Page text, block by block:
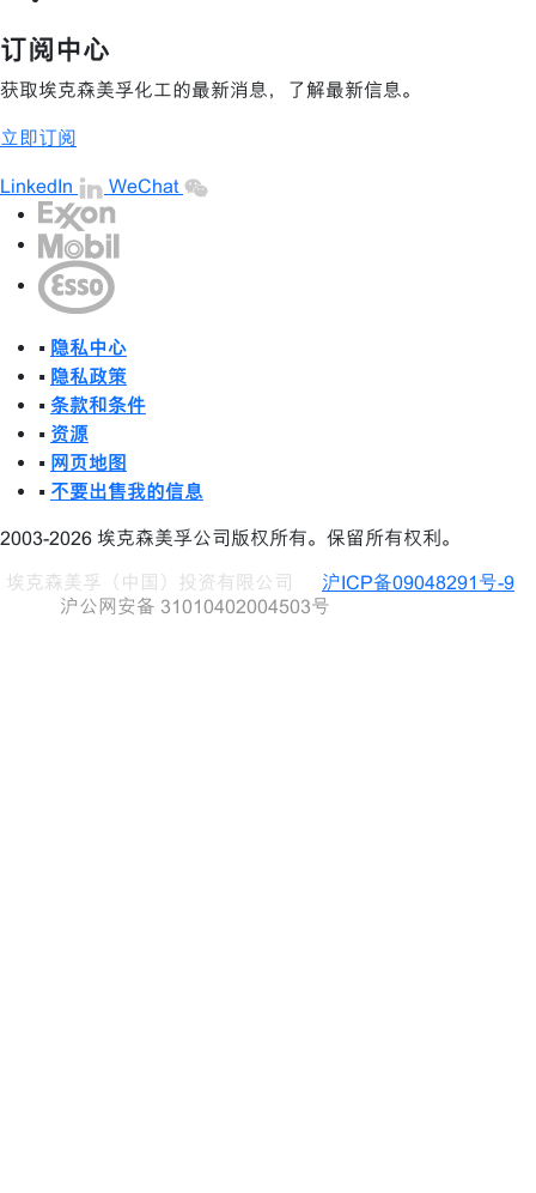
订阅中心
获取埃克森美孚化工的最新消息，了解最新信息。
立即订阅
LinkedIn WeChat
• 隐私中心
• 隐私政策
• 条款和条件
• 资源
• 网页地图
• 不要出售我的信息
2003-2026 埃克森美孚公司版权所有。保留所有权利。
埃克森美孚（中国）投资有限公司
沪ICP备09048291号-9
沪公网安备 31010402004503号